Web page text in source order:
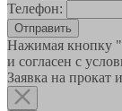
Телефон:
Отправить
Нажимая кнопку
и согласен с
Заявка на прокат